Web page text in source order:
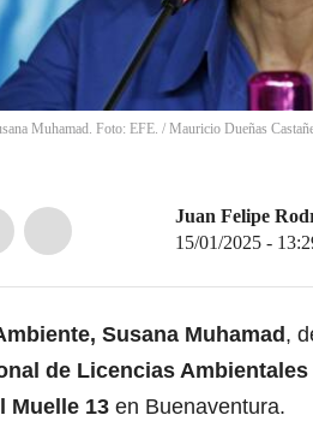
Muhamad. Foto: EFE. / Mauricio Dueñas
Juan Felipe
15/01/2025 -
Susana Muhamad,
de Licencias Ambientales
Muelle 13 en Buenaventura.